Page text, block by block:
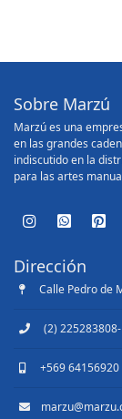
Sobre Marzú
Marzú es una
en las grandes
indiscutido en la
para las artes
Dirección
Calle Pedro de
(2)
+569 64156920